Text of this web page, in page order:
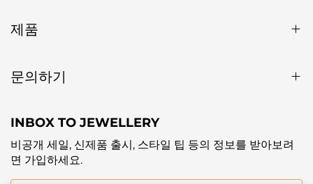
제품
문의하기
INBOX TO JEWELLERY
비공개 세일, 신제품 출시, 스타일 팁 등의 정보를 받아보려
면 가입하세요.